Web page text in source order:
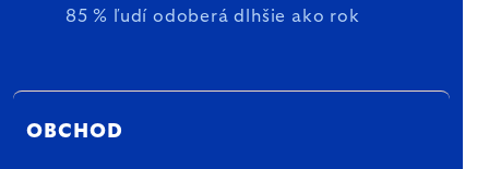
85 % ľudí odoberá dlhšie ako rok
OBCHOD